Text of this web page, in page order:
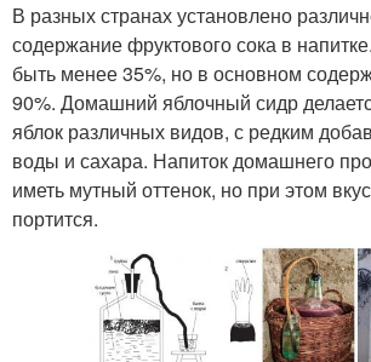
В разных странах установлено
содержание фруктового сока в
быть менее 35%, но в основном
90%. Домашний яблочный сидр
яблок различных видов, с редким
воды и сахара. Напиток домашнего
иметь мутный оттенок, но при этом
портится.